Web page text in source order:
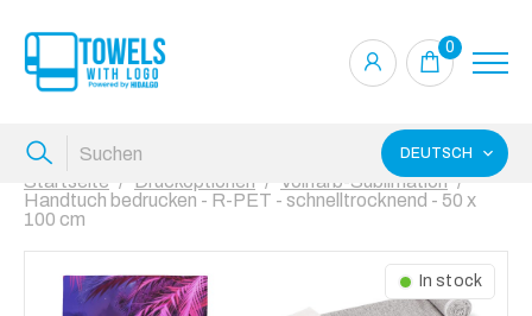
0
DEUTSCH
Startseite Druckoptionen
Vollfarb-Sublimation
Handtuch bedrucken - R-PET - schnelltrocknend - 50 x
100 cm
In stock